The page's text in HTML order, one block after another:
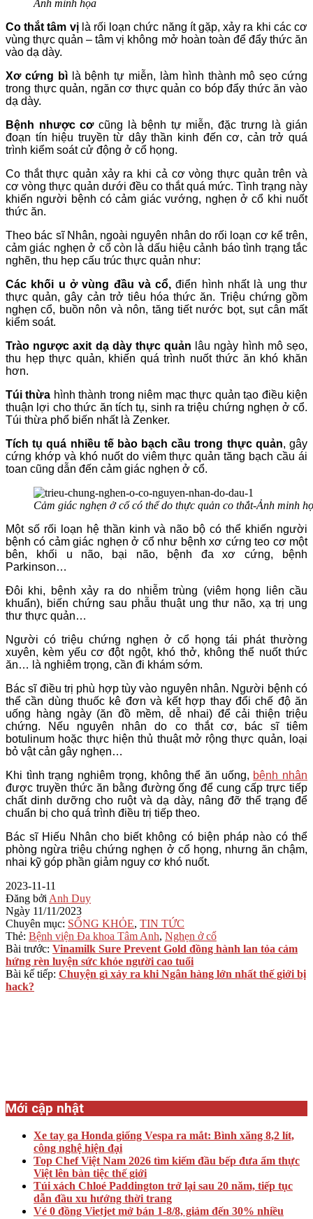
Ảnh minh họa
Co thắt tâm vịlà rối loạn chức năng ít gặp, xảy ra khi các cơ
vùng thực quản – tâm vị không mở hoàn toàn để đẩy thức ăn
vào dạ dày.
Xơ cứng bìlà bệnh tự miễn, làm hình thành mô sẹo cứng
trong thực quản, ngăn cơ thực quản co bóp đẩy thức ăn vào
dạ dày.
Bệnh nhược cơcũng là bệnh tự miễn, đặc trưng là gián
đoạn tín hiệu truyền từ dây thần kinh đến cơ, cản trở quá
trình kiểm soát cử động ở cổ họng.
Co thắt thực quản xảy ra khi cả cơ vòng thực quản trên và
cơ vòng thực quản dưới đều co thắt quá mức. Tình trạng này
khiến người bệnh có cảm giác vướng, nghẹn ở cổ khi nuốt
thức ăn.
Theo bác sĩ Nhân, ngoài nguyên nhân do rối loạn cơ kể trên,
cảm giác nghẹn ở cổ còn là dấu hiệu cảnh báo tình trạng tắc
nghẽn, thu hẹp cấu trúc thực quản như:
Các khối u ở vùng đầu và cổ, điển hình nhất là ung thư
thực quản, gây cản trở tiêu hóa thức ăn. Triệu chứng gồm
nghẹn cổ, buồn nôn và nôn, tăng tiết nước bọt, sụt cân mất
kiểm soát.
Trào ngược axit dạ dày thực quản lâu ngày hình mô sẹo,
thu hẹp thực quản, khiến quá trình nuốt thức ăn khó khăn
hơn.
Túi thừa hình thành trong niêm mạc thực quản tạo điều kiện
thuận lợi cho thức ăn tích tụ, sinh ra triệu chứng nghẹn ở cổ.
Túi thừa phổ biến nhất là Zenker.
Tích tụ quá nhiều tế bào bạch cầu trong thực quản, gây
cứng khớp và khó nuốt do viêm thực quản tăng bạch cầu ái
toan cũng dẫn đến cảm giác nghẹn ở cổ.
Cảm giác nghẹn ở cổ có thể do thực quản co thắt-Ảnh minh
Một số rối loạn hệ thần kinh và não bộ có thể khiến người
bệnh có cảm giác nghẹn ở cổ như bệnh xơ cứng teo cơ một
bên, khối u não, bại não, bệnh đa xơ cứng, bệnh
Parkinson…
Đôi khi, bệnh xảy ra do nhiễm trùng (viêm họng liên cầu
khuẩn), biến chứng sau phẫu thuật ung thư não, xạ trị ung
thư thực quản…
Người có triệu chứng nghẹn ở cổ họng tái phát thường
xuyên, kèm yếu cơ đột ngột, khó thở, không thể nuốt thức
ăn… là nghiêm trọng, cần đi khám sớm.
Bác sĩ điều trị phù hợp tùy vào nguyên nhân. Người bệnh có
thể cần dùng thuốc kê đơn và kết hợp thay đổi chế độ ăn
uống hàng ngày (ăn đồ mềm, dễ nhai) để cải thiện triệu
chứng. Nếu nguyên nhân do co thắt cơ, bác sĩ tiêm
botulinum hoặc thực hiện thủ thuật mở rộng thực quản, loại
bỏ vật cản gây nghẹn…
Khi tình trạng nghiêm trọng, không thể ăn uống, bệnh nhân
được truyền thức ăn bằng đường ống để cung cấp trực tiếp
chất dinh dưỡng cho ruột và dạ dày, nâng đỡ thể trạng để
chuẩn bị cho quá trình điều trị tiếp theo.
Bác sĩ Hiếu Nhân cho biết không có biện pháp nào có thể
phòng ngừa triệu chứng nghẹn ở cổ họng, nhưng ăn chậm,
nhai kỹ góp phần giảm nguy cơ khó nuốt.
2023-11-11
Đăng bởi Anh Duy
Ngày 11/11/2023
Chuyên mục: SỐNG KHỎE, TIN TỨC
Thẻ: Bệnh viện Đa khoa Tâm Anh, Nghẹn ở cổ
Bài trước: Vinamilk Sure Prevent Gold đồng hành lan tỏa cảm
hứng rèn luyện sức khỏe người cao tuổi
Bài kế tiếp: Chuyện gì xảy ra khi Ngân hàng lớn nhất thế giới bị
hack?
Mới cập nhật
Xe tay ga Honda giống Vespa ra mắt: Bình xăng 8,2 lít,
công nghệ hiện đại
Top Chef Việt Nam 2026 tìm kiếm đầu bếp đưa ẩm thực
Việt lên bàn tiệc thế giới
Túi xách Chloé Paddington trở lại sau 20 năm, tiếp tục
dẫn đầu xu hướng thời trang
Vé 0 đồng Vietjet mở bán 1-8/8, giảm đến 30% nhiều